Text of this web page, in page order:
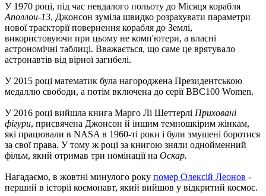
У 1970 році, під час невдалого польоту до Місяця корабля
Аполлон-13, Джонсон зуміла швидко розрахувати параметри
нової траєкторії повернення корабля до Землі,
використовуючи при цьому не комп'ютери, а власні
астрономічні таблиці. Вважається, що саме це врятувало
астронавтів від вірної загибелі.
У 2015 році математик була нагороджена Президентською
медаллю свободи, а потім включена до серії BBC100 Women.
У 2016 році вийшла книга Марго Лі Шеттерлі Приховані
фігури, присвячена Джонсон й іншим темношкірим жінкам,
які працювали в NASA в 1960-ті роки і були змушені боротися
за свої права. У тому ж році за книгою зняли однойменний
фільм, який отримав три номінації на Оскар.
Нагадаємо, в жовтні минулого року помер Олексій Леонов -
перший в історії космонавт, який вийшов у відкритий космос.